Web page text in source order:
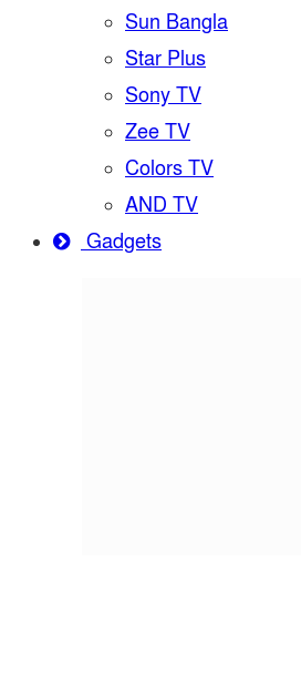
Sun Bangla
Star Plus
Sony TV
Zee TV
Colors TV
AND TV
Gadgets